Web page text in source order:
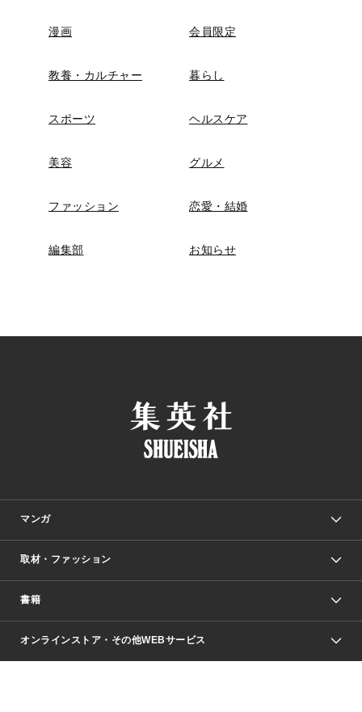
漫画 会員限定
教養・カルチャー 暮らし
スポーツ ヘルスケア
美容 グルメ
ファッション 恋愛・結婚
編集部 お知らせ
マンガ
少年マンガ
Vジャンプ
週刊ヤングジャンプ
少女マンガ
取材・ファッション
Seventeen
芸能・情報・スポーツ
書籍
文芸・文庫・総合
オンラインストア・その他WEBサービス